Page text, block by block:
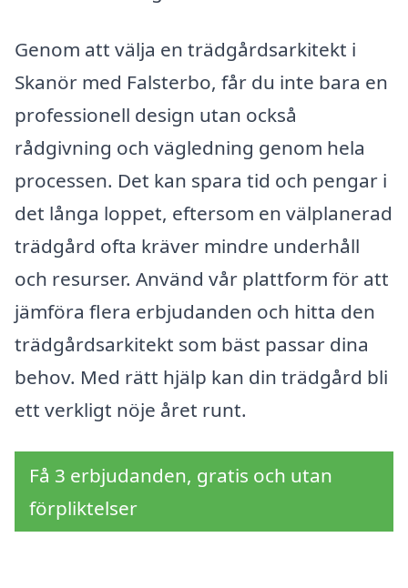
Genom att välja en trädgårdsarkitekt i
Skanör med Falsterbo, får du inte bara en
professionell design utan också
rådgivning och vägledning genom hela
processen. Det kan spara tid och pengar i
det långa loppet, eftersom en välplanerad
trädgård ofta kräver mindre underhåll
och resurser. Använd vår plattform för att
jämföra flera erbjudanden och hitta den
trädgårdsarkitekt som bäst passar dina
behov. Med rätt hjälp kan din trädgård bli
ett verkligt nöje året runt.
Få 3 erbjudanden, gratis och utan
förpliktelser